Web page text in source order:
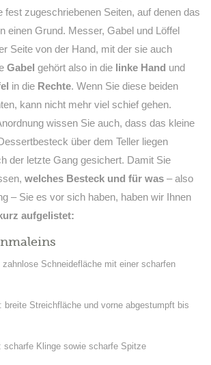
fest zugeschriebenen Seiten, auf denen das
einen Grund. Messer, Gabel und Löffel
Seite von der Hand, mit der sie auch
Gabel gehört also in die linke Hand und
in die Rechte. Wenn Sie diese beiden
kann nicht mehr viel schief gehen.
wissen Sie auch, dass das kleine
über dem Teller liegen
der letzte Gang gesichert. Damit Sie
welches Besteck und für was – also
– Sie es vor sich haben, haben wir Ihnen
aufgelistet:
zahnlose Schneidefläche mit einer scharfen
breite Streichfläche und vorne abgestumpft bis
scharfe Klinge sowie scharfe Spitze